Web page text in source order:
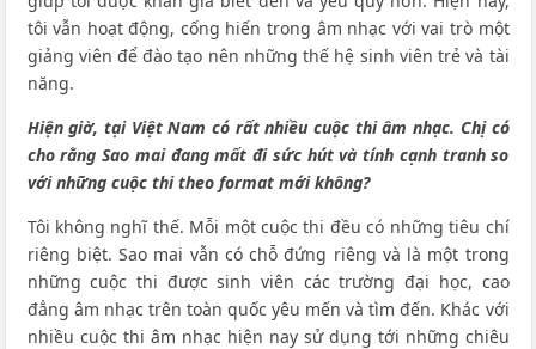
tôi vẫn hoạt động, cống hiến trong âm nhạc với vai trò một
giảng viên để đào tạo nên những thế hệ sinh viên trẻ và tài
năng.
Hiện giờ, tại Việt Nam có rất nhiều cuộc thi âm nhạc. Chị có
cho rằng Sao mai đang mất đi sức hút và tính cạnh tranh so
với những cuộc thi theo format mới không?
Tôi không nghĩ thế. Mỗi một cuộc thi đều có những tiêu chí
riêng biệt. Sao mai vẫn có chỗ đứng riêng và là một trong
những cuộc thi được sinh viên các trường đại học, cao
đẳng âm nhạc trên toàn quốc yêu mến và tìm đến. Khác với
nhiều cuộc thi âm nhạc hiện nay sử dụng tới những chiêu